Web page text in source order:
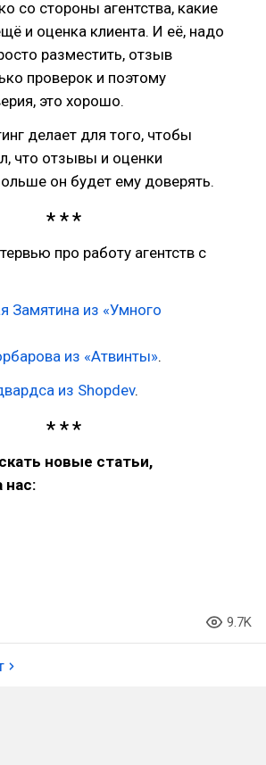
со стороны агентства, какие
и оценка клиента. И её, надо
разместить, отзыв
проверок и поэтому
это хорошо.
делает для того, чтобы
что отзывы и оценки
он будет ему доверять.
про работу агентств с
Замятина из «Умного
из «Атвинты».
из Shopdev.
новые статьи,
нас:
9.7K